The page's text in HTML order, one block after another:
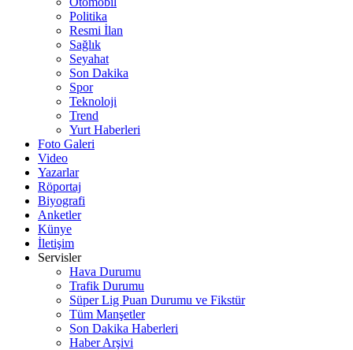
Politika
Resmi İlan
Sağlık
Seyahat
Son Dakika
Spor
Teknoloji
Trend
Yurt Haberleri
Foto Galeri
Video
Yazarlar
Röportaj
Biyografi
Anketler
Künye
İletişim
Servisler
Hava Durumu
Trafik Durumu
Süper Lig Puan Durumu ve Fikstür
Tüm Manşetler
Son Dakika Haberleri
Haber Arşivi